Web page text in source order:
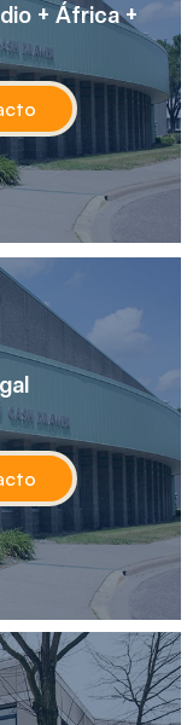
+ África +
Medio +